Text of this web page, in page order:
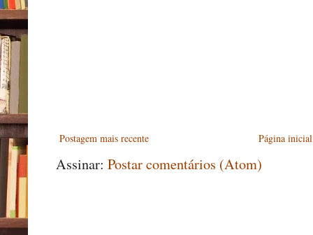
Postagem mais recente Página inicial
Assinar: Postar comentários (Atom)